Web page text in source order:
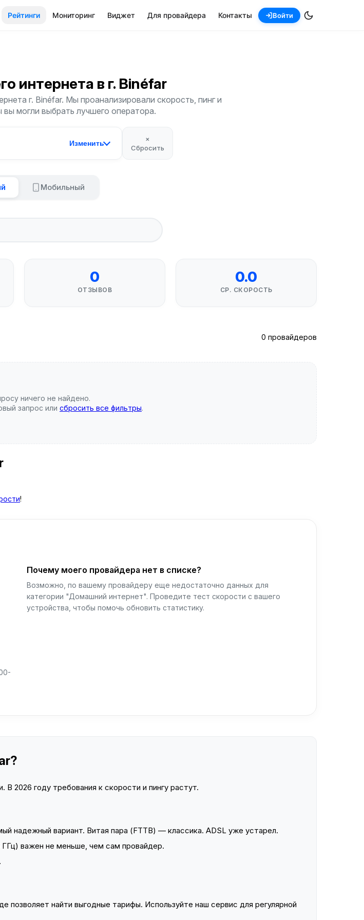
Рейтинги Мониторинг Виджет Для провайдера Контакты Войти
интернета в г. Binéfar
г. Binéfar. Мы проанализировали скорость, пинг и
могли выбрать лучшего оператора.
Изменить
×
Сбросить
Мобильный
0
ОТЗЫВОВ
0.0
СР. СКОРОСТЬ
0 провайдеров
ничего не найдено.
запрос или сбросить все фильтры.
!
Почему моего провайдера нет в списке?
Возможно, по вашему провайдеру еще недостаточно данных для
категории "Домашний интернет". Проведите тест скорости с вашего
устройства, чтобы помочь обновить статистику.
2026 году требования к скорости и пингу растут.
надежный вариант. Витая пара (FTTB) — классика. ADSL уже устарел.
важен не меньше, чем сам провайдер.
найти выгодные тарифы. Используйте наш сервис для регулярной